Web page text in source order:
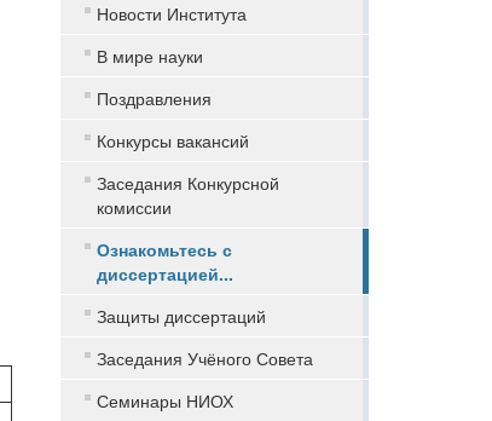
Новости Института
В мире науки
Поздравления
Конкурсы вакансий
Заседания Конкурсной
комиссии
Ознакомьтесь с
диссертацией...
Защиты диссертаций
Заседания Учёного Совета
Семинары НИОХ